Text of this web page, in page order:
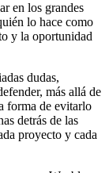
en los grandes
lo hace como
y la oportunidad
dudas,
más allá de
forma de evitarlo
detrás de las
proyecto y cada